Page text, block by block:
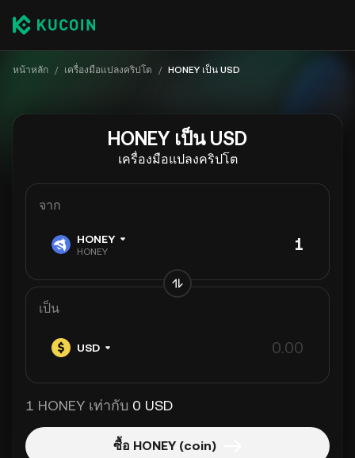
หน้าหลัก / เครื่องมือแปลงคริปโต / HONEY เป็น USD
HONEY เป็น USD
เครื่องมือแปลงคริปโต
จาก
HONEY
HONEY
เป็น
USD
1 HONEY เท่ากับ 0 USD
ซื้อ HONEY (coin)